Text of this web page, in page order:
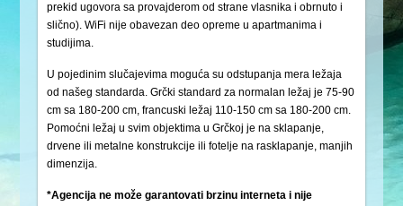
prekid ugovora sa provajderom od strane vlasnika i obrnuto i
slično). WiFi nije obavezan deo opreme u apartmanima i
studijima.
U pojedinim slučajevima moguća su odstupanja mera ležaja
od našeg standarda. Grčki standard za normalan ležaj je 75-90
cm sa 180-200 cm, francuski ležaj 110-150 cm sa 180-200 cm.
Pomoćni ležaj u svim objektima u Grčkoj je na sklapanje,
drvene ili metalne konstrukcije ili fotelje na rasklapanje, manjih
dimenzija.
*Agencija ne može garantovati brzinu interneta i nije